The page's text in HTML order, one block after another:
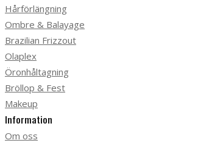
Hårförlängning
Ombre & Balayage
Brazilian Frizzout
Olaplex
Öronhåltagning
Bröllop & Fest
Makeup
Information
Om oss